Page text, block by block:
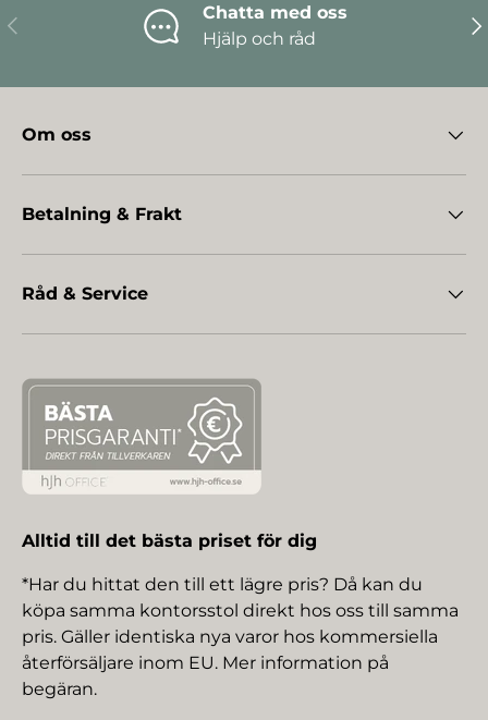
Föregående
Chatta med oss
Hjälp och råd
Om oss
Betalning & Frakt
Råd & Service
Alltid till det bästa priset för dig
*Har du hittat den till ett lägre pris? Då kan du
köpa samma kontorsstol direkt hos oss till samma
pris. Gäller identiska nya varor hos kommersiella
återförsäljare inom EU. Mer information på
begäran.